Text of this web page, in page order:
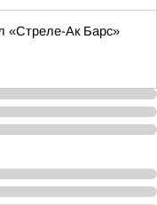
«Стреле-Ак Барс»